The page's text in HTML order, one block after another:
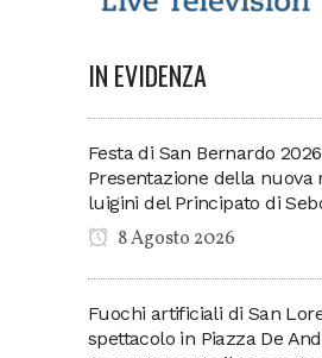
IN EVIDENZA
Festa di San Bernardo
Presentazione della nuova
luigini del Principato di
8 Agosto 2026
Fuochi artificiali di San
spettacolo in Piazza De